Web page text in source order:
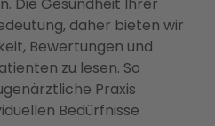
daher bieten wir
Bewertungen und
zu lesen. So
Praxis
Bedürfnisse